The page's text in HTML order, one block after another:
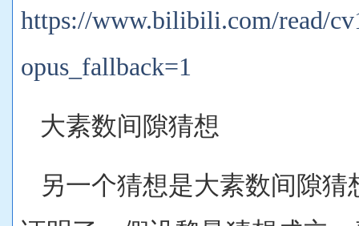
https://www.bilibili.com/read/
opus_fallback=1
大素数间隙猜想
另一个猜想是大素数间隙猜